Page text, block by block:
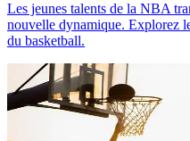
Les jeunes talents de la NBA
nouvelle dynamique. Explorez
du basketball.